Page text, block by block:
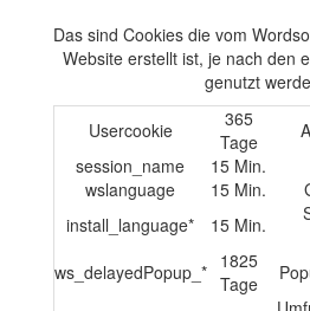
Das sind Cookies die vom
Website erstellt ist, je nach den
genutzt
Usercookie
365
Tage
session_name
15 Min.
wslanguage
15 Min.
install_language*
15 Min.
ws_delayedPopup_*
1825
Tage